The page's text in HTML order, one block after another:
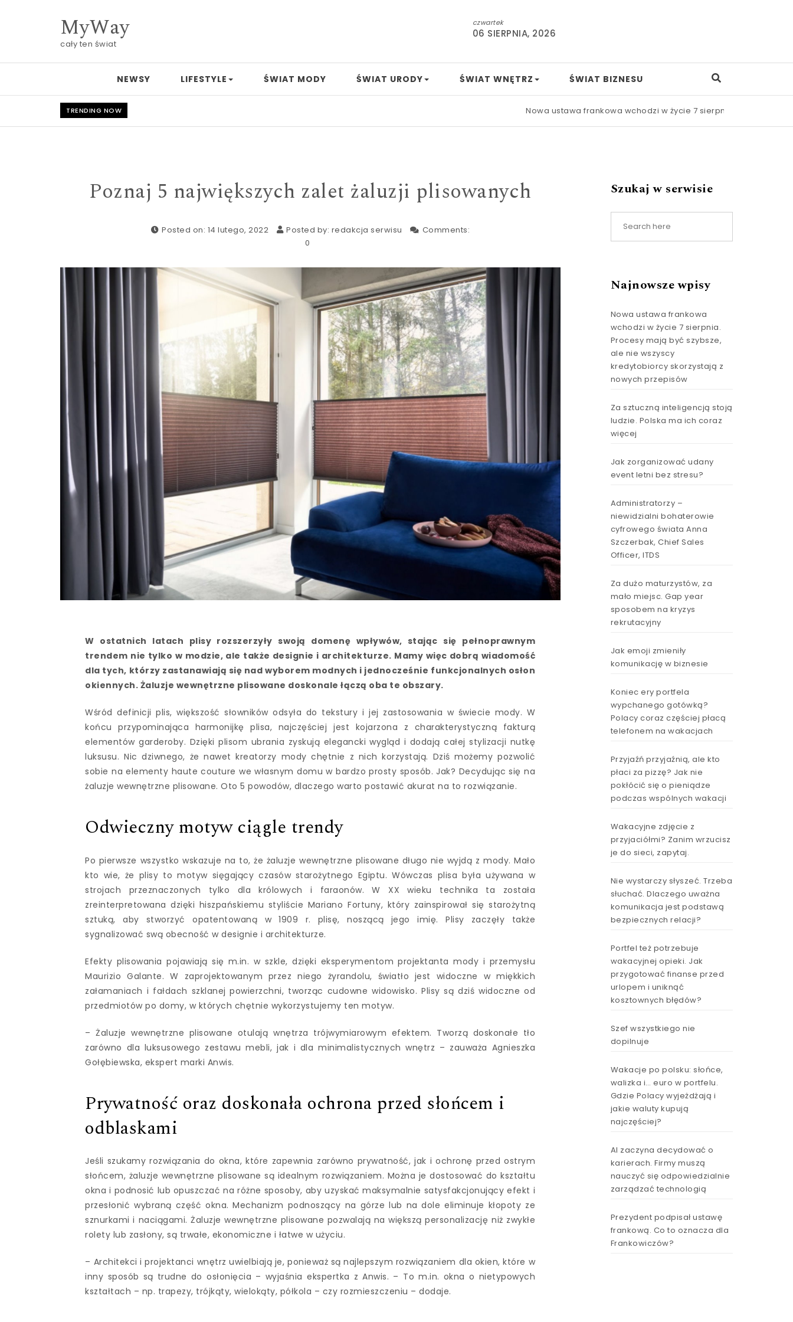
MyWay
cały ten świat
czwartek
06 SIERPNIA, 2026
NEWSY LIFESTYLE ŚWIAT MODY ŚWIAT URODY ŚWIAT WNĘTRZ ŚWIAT BIZNESU
TRENDING NOW Nowa ustawa frankowa wchodzi w życie 7 sierpnia. Procesy mają być
Poznaj 5 największych zalet żaluzji plisowanych
Posted on: 14 lutego, 2022 Posted by: redakcja serwisu
Comments:
0
W ostatnich latach plisy rozszerzyły swoją domenę wpływów, stając się pełnoprawnym
trendem nie tylko w modzie, ale także designie i architekturze. Mamy więc dobrą wiadomość
dla tych, którzy zastanawiają się nad wyborem modnych i jednocześnie funkcjonalnych osłon
okiennych. Żaluzje wewnętrzne plisowane doskonale łączą oba te obszary.
Wśród definicji plis, większość słowników odsyła do tekstury i jej zastosowania w świecie mody. W
końcu przypominająca harmonijkę plisa, najczęściej jest kojarzona z charakterystyczną fakturą
elementów garderoby. Dzięki plisom ubrania zyskują elegancki wygląd i dodają całej stylizacji nutkę
luksusu. Nic dziwnego, że nawet kreatorzy mody chętnie z nich korzystają. Dziś możemy pozwolić
sobie na elementy haute couture we własnym domu w bardzo prosty sposób. Jak? Decydując się na
żaluzje wewnętrzne plisowane. Oto 5 powodów, dlaczego warto postawić akurat na to rozwiązanie.
Odwieczny motyw ciągle trendy
Po pierwsze wszystko wskazuje na to, że żaluzje wewnętrzne plisowane długo nie wyjdą z mody. Mało
kto wie, że plisy to motyw sięgający czasów starożytnego Egiptu. Wówczas plisa była używana w
strojach przeznaczonych tylko dla królowych i faraonów. W XX wieku technika ta została
zreinterpretowana dzięki hiszpańskiemu styliście Mariano Fortuny, który zainspirował się starożytną
sztuką, aby stworzyć opatentowaną w 1909 r. plisę, noszącą jego imię. Plisy zaczęły także
sygnalizować swą obecność w designie i architekturze.
Efekty plisowania pojawiają się m.in. w szkle, dzięki eksperymentom projektanta mody i przemysłu
Maurizio Galante. W zaprojektowanym przez niego żyrandolu, światło jest widoczne w miękkich
załamaniach i fałdach szklanej powierzchni, tworząc cudowne widowisko. Plisy są dziś widoczne od
przedmiotów po domy, w których chętnie wykorzystujemy ten motyw.
– Żaluzje wewnętrzne plisowane otulają wnętrza trójwymiarowym efektem. Tworzą doskonałe tło
zarówno dla luksusowego zestawu mebli, jak i dla minimalistycznych wnętrz – zauważa Agnieszka
Gołębiewska, ekspert marki Anwis.
Prywatność oraz doskonała ochrona przed słońcem i
odblaskami
Jeśli szukamy rozwiązania do okna, które zapewnia zarówno prywatność, jak i ochronę przed ostrym
słońcem, żaluzje wewnętrzne plisowane są idealnym rozwiązaniem. Można je dostosować do kształtu
okna i podnosić lub opuszczać na różne sposoby, aby uzyskać maksymalnie satysfakcjonujący efekt i
przesłonić wybraną część okna. Mechanizm podnoszący na górze lub na dole eliminuje kłopoty ze
sznurkami i naciągami. Żaluzje wewnętrzne plisowane pozwalają na większą personalizację niż zwykłe
rolety lub zasłony, są trwałe, ekonomiczne i łatwe w użyciu.
– Architekci i projektanci wnętrz uwielbiają je, ponieważ są najlepszym rozwiązaniem dla okien, które w
inny sposób są trudne do osłonięcia – wyjaśnia ekspertka z Anwis. – To m.in. okna o nietypowych
kształtach – np. trapezy, trójkąty, wielokąty, półkola – czy rozmieszczeniu – dodaje.
Szukaj w serwisie
Najnowsze wpisy
Nowa ustawa frankowa
wchodzi w życie 7 sierpnia.
Procesy mają być szybsze,
ale nie wszyscy
kredytobiorcy skorzystają z
nowych przepisów
Za sztuczną inteligencją stoją
ludzie. Polska ma ich coraz
więcej
Jak zorganizować udany
event letni bez stresu?
Administratorzy –
niewidzialni bohaterowie
cyfrowego świata Anna
Szczerbak, Chief Sales
Officer, ITDS
Za dużo maturzystów, za
mało miejsc. Gap year
sposobem na kryzys
rekrutacyjny
Jak emoji zmieniły
komunikację w biznesie
Koniec ery portfela
wypchanego gotówką?
Polacy coraz częściej płacą
telefonem na wakacjach
Przyjaźń przyjaźnią, ale kto
płaci za pizzę? Jak nie
pokłócić się o pieniądze
podczas wspólnych wakacji
Wakacyjne zdjęcie z
przyjaciółmi? Zanim wrzucisz
je do sieci, zapytaj.
Nie wystarczy słyszeć. Trzeba
słuchać. Dlaczego uważna
komunikacja jest podstawą
bezpiecznych relacji?
Portfel też potrzebuje
wakacyjnej opieki. Jak
przygotować finanse przed
urlopem i uniknąć
kosztownych błędów?
Szef wszystkiego nie
dopilnuje
Wakacje po polsku: słońce,
walizka i… euro w portfelu.
Gdzie Polacy wyjeżdżają i
jakie waluty kupują
najczęściej?
AI zaczyna decydować o
karierach. Firmy muszą
nauczyć się odpowiedzialnie
zarządzać technologią
Prezydent podpisał ustawę
frankową. Co to oznacza dla
Frankowiczów?